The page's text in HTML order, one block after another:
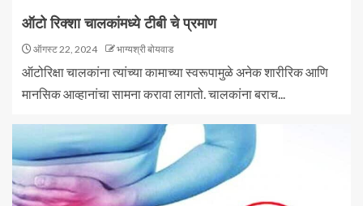
ऑटो रिक्शा चालकांमध्ये टीबी चे प्रमाण
ऑगस्ट 22, 2024 भाग्यश्री बोयवाड
ऑटोरिक्षा चालकांना त्यांच्या कामाच्या स्वरूपामुळे अनेक शारीरिक आणि
मानसिक आव्हानांचा सामना करावा लागतो. चालकांना बराच...